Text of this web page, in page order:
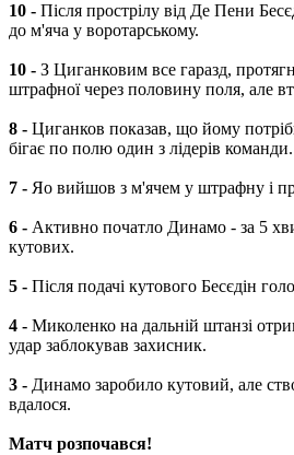
10 - Після прострілу від Де Пени
до м'яча у воротарському.
10 - З Циганковим все гаразд,
штрафної через половину поля, але
8 - Циганков показав, що йому
бігає по полю один з лідерів команди.
7 - Яо вийшов з м'ячем у штрафну і
6 - Активно початло Динамо - за 5
кутових.
5 - Після подачі кутового Бесєдін
4 - Миколенко на дальній штанзі
удар заблокував захисник.
3 - Динамо заробило кутовий, але
вдалося.
Матч розпочався!